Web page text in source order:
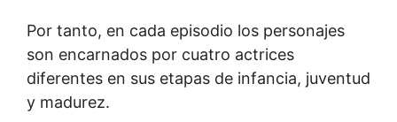
Por tanto, en cada episodio los personajes
son encarnados por cuatro actrices
diferentes en sus etapas de infancia, juventud
y madurez.